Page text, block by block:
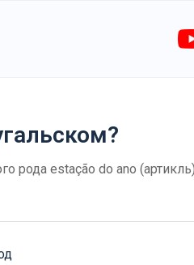
рода estação do ano